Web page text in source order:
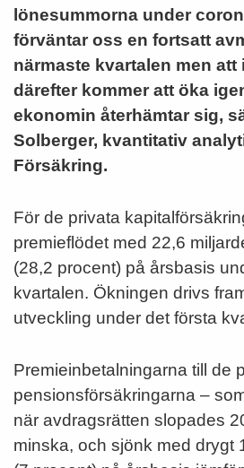
lönesummorna under
förväntar oss en fortsatt
närmaste kvartalen men
därefter kommer att öka
ekonomin återhämtar sig,
Solberger, kvantitativ
Försäkring.
För de privata
premieflödet med 22,6
(28,2 procent) på årsbasis
kvartalen. Ökningen drivs
utveckling under det första
Premieinbetalningarna till de
pensionsförsäkringarna –
när avdragsrätten slopades
minska, och sjönk med drygt